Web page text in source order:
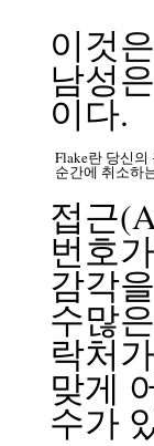
이것
남성
이다.
Flake란 당신
순간에 취소하
접근
번호
감각
수많
락처
맞게
수가